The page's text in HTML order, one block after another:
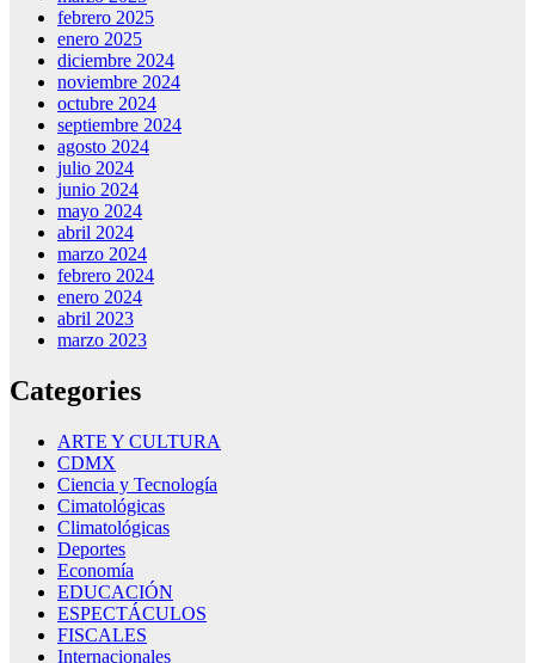
febrero 2025
enero 2025
diciembre 2024
noviembre 2024
octubre 2024
septiembre 2024
agosto 2024
julio 2024
junio 2024
mayo 2024
abril 2024
marzo 2024
febrero 2024
enero 2024
abril 2023
marzo 2023
Categories
ARTE Y CULTURA
CDMX
Ciencia y Tecnología
Cimatológicas
Climatológicas
Deportes
Economía
EDUCACIÓN
ESPECTÁCULOS
FISCALES
Internacionales